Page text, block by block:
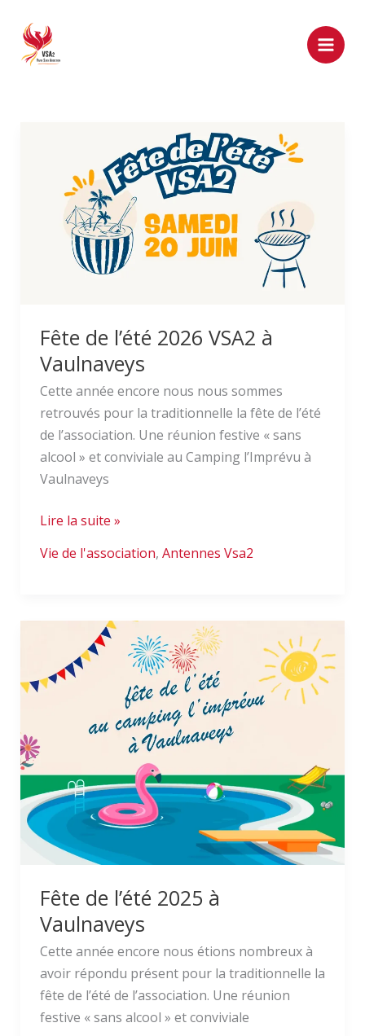
contenu
Fête de l’été 2026 VSA2 à
Vaulnaveys
Cette année encore nous nous sommes
retrouvés pour la traditionnelle la fête de l’été
de l’association. Une réunion festive « sans
alcool » et conviviale au Camping l’Imprévu à
Vaulnaveys
2026
VSA2
Vaulnaveys
Lire la suite »
Vie de l'association, Antennes Vsa2
Fête de l’été 2025 à
Vaulnaveys
Cette année encore nous étions nombreux à
avoir répondu présent pour la traditionnelle la
fête de l’été de l’association. Une réunion
festive « sans alcool » et conviviale
l’été
Vaulnaveys